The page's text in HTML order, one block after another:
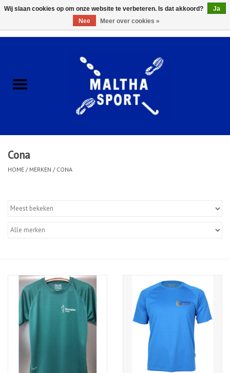
ACCESSOIRES/HARDWARE
KLEDING
Merken
Cona
HOME / MERKEN / CONA
Wij slaan cookies op om onze website te verbeteren. Is dat akkoord?
Ja
Nee
Meer over cookies »